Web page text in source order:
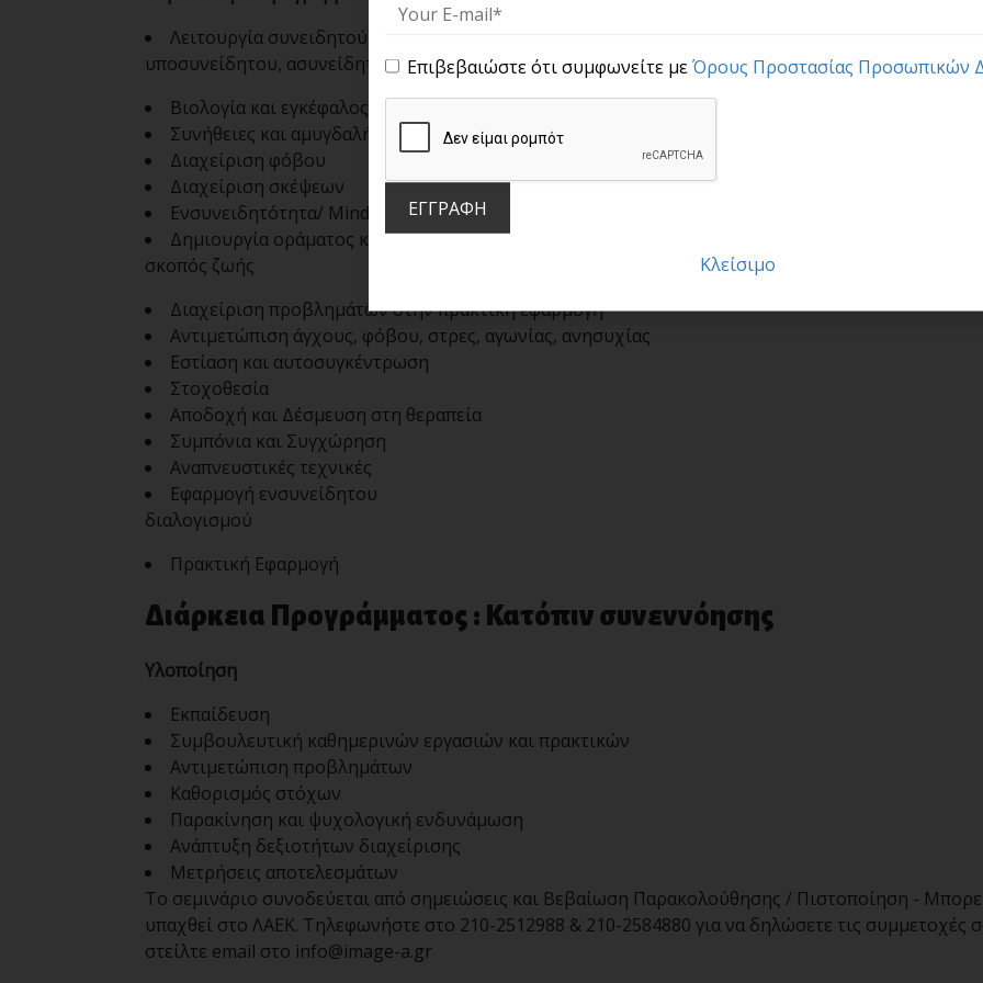
Λειτουργία συνειδητού,
υποσυνείδητου, ασυνείδητου
Βιολογία και εγκέφαλος
Συνήθειες και αμυγδαλή
Διαχείριση φόβου
Διαχείριση σκέψεων
Ενσυνειδητότητα/ Mindfulness
Δημιουργία οράματος και
σκοπός ζωής
Διαχείριση προβλημάτων στην πρακτική εφαρμογή
Αντιμετώπιση άγχους, φόβου, στρες, αγωνίας, ανησυχίας
Εστίαση και αυτοσυγκέντρωση
Στοχοθεσία
Αποδοχή και Δέσμευση στη θεραπεία
Συμπόνια και Συγχώρηση
Αναπνευστικές τεχνικές
Εφαρμογή ενσυνείδητου
διαλογισμού
Πρακτική Εφαρμογή
Διάρκεια Προγράμματος : Κατόπιν συνεννόησης
Υλοποίηση
Εκπαίδευση
Συμβουλευτική καθημερινών εργασιών και πρακτικών
Αντιμετώπιση προβλημάτων
Καθορισμός στόχων
Παρακίνηση και ψυχολογική ενδυνάμωση
Ανάπτυξη δεξιοτήτων διαχείρισης
Μετρήσεις αποτελεσμάτων
Το σεμινάριο συνοδεύεται από σημειώσεις και Βεβαίωση Παρακολούθησης / Πιστοποίηση -
υπαχθεί στο ΛΑΕΚ. Τηλεφωνήστε στο 210-2512988 & 210-2584880 για να δηλώσετε τις συμμετοχές
στείλτε email στο info@image-a.gr
Επιβεβαιώστε ότι συμφωνείτε μεΌρους Προστασίας Προσωπικών
ΕΓΓΡΑΦΗ
Κλείσιμο